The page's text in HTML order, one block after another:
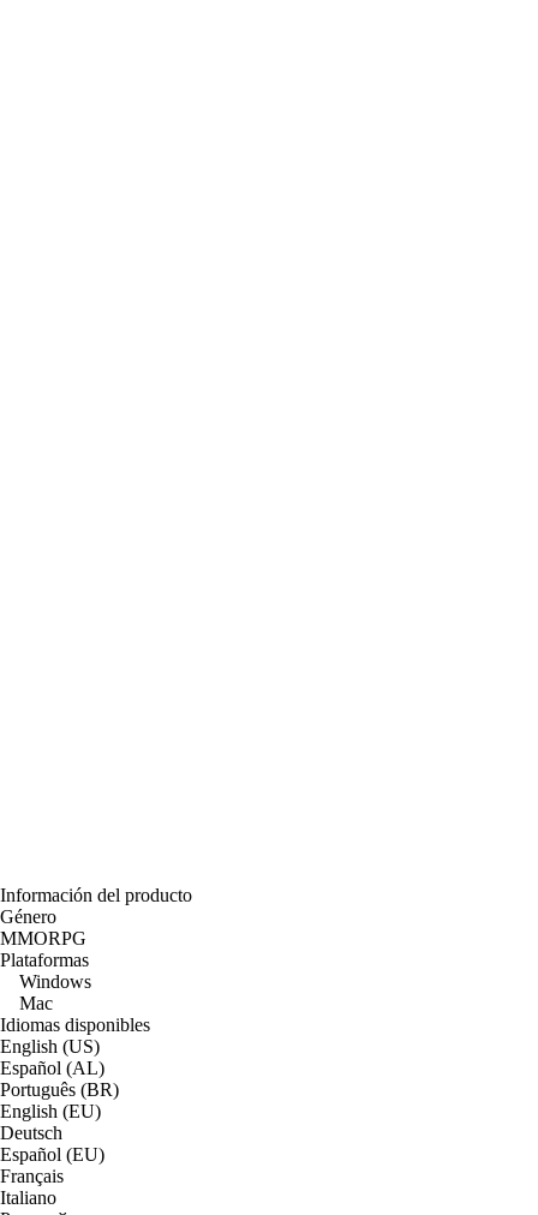
Información del producto
Género
MMORPG
Plataformas
Windows
Mac
Idiomas disponibles
English (US)
Español (AL)
Português (BR)
English (EU)
Deutsch
Español (EU)
Français
Italiano